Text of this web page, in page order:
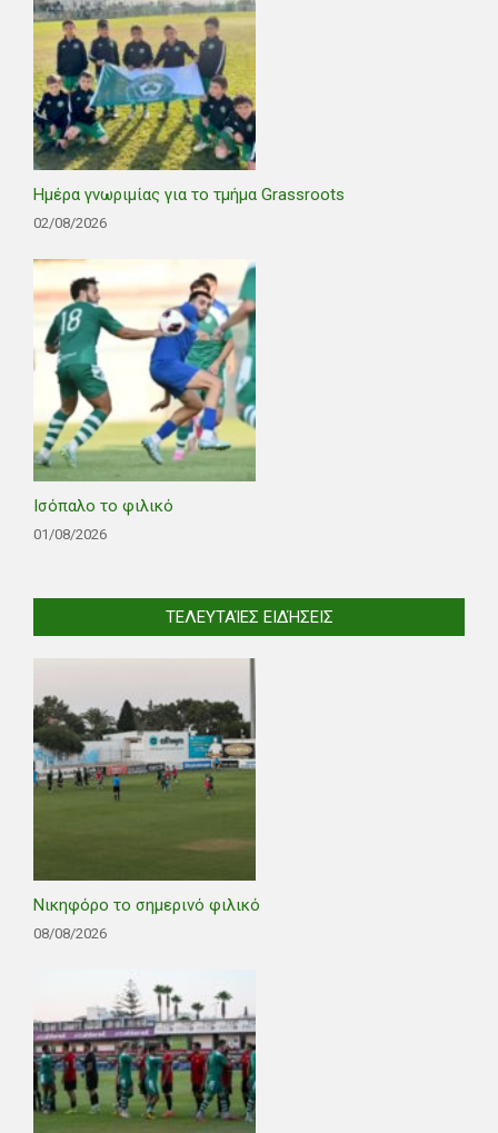
Ημέρα γνωριμίας για το τμήμα Grassroots
02/08/2026
Ισόπαλο το φιλικό
01/08/2026
ΤΕΛΕΥΤΑΊΕΣ ΕΙΔΉΣΕΙΣ
Νικηφόρο το σημερινό φιλικό
08/08/2026